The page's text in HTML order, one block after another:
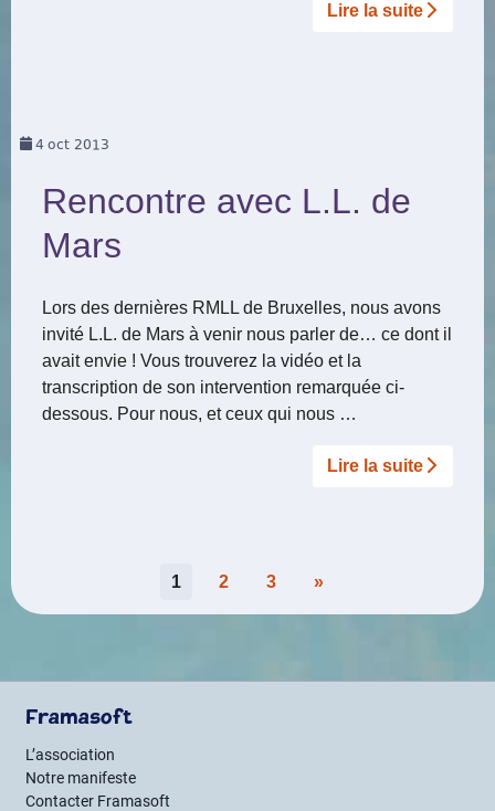
Lire la suite­­
4oct 2013
Rencontre avec L.L. de
Mars
Lors des dernières RMLL de Bruxelles, nous avons
invité L.L. de Mars à venir nous parler de… ce dont il
avait envie ! Vous trouverez la vidéo et la
transcription de son intervention remarquée ci-
dessous. Pour nous, et ceux qui nous …
Lire la suite­­
Pagination
des
1 2 3 »
Framasoft
L’association
Notre manifeste
Contacter Framasoft